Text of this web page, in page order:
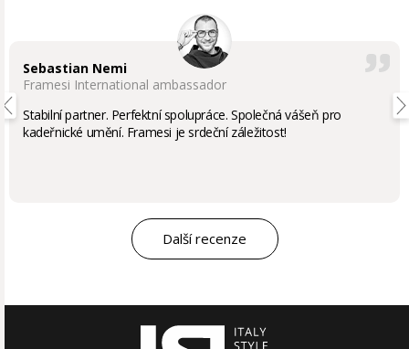
Sebastian Nemi
Framesi International ambassador
Stabilní partner. Perfektní spolupráce. Společná vášeň pro
kadeřnické umění. Framesi je srdeční záležitost!
Další recenze